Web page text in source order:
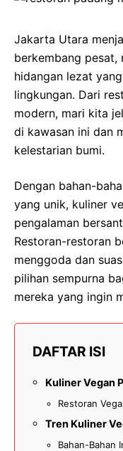
Jakarta Utara
berkembang pesat,
hidangan lezat
lingkungan. Dari
modern, mari kita
di kawasan ini dan
kelestarian bumi.
Dengan bahan-
yang unik, kuliner
pengalaman
Restoran-restoran
menggoda dan
pilihan sempurna
mereka yang ingin
DAFTAR ISI
Kuliner Vegan
Restoran
Tren Kuliner
Bahan-Bahan